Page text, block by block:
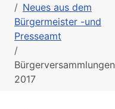
Neues aus dem
Bürgermeister -und
Presseamt
Bürgerversammlungen
2017